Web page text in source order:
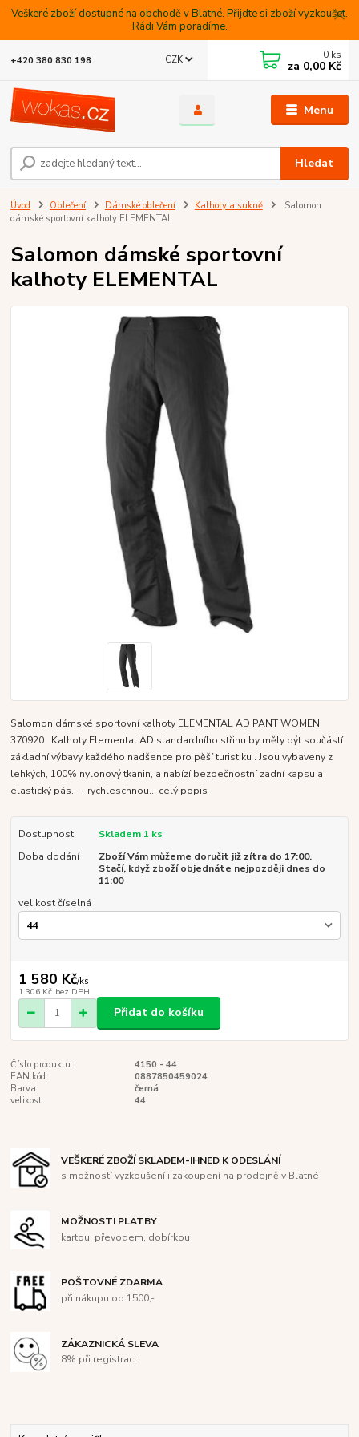
Veškeré zboží dostupné na obchodě v Blatné. Přijdte si zboží vyzkoušet.
Rádi Vám poradíme.
Menu
CZK
Hledat
+420 380 830 198 0 ks
za 0,00 Kč
Úvod Oblečení Dámské oblečení Kalhoty a sukně
Salomon
dámské sportovní kalhoty ELEMENTAL
Salomon dámské sportovní
kalhoty ELEMENTAL
Salomon dámské sportovní kalhoty ELEMENTAL AD PANT WOMEN
370920 Kalhoty Elemental AD standardního střihu by měly být součástí
základní výbavy každého nadšence pro pěší turistiku . Jsou vybaveny z
lehkých, 100% nylonový tkanin, a nabízí bezpečnostní zadní kapsu a
elastický pás. - rychleschnou... celý popis
Dostupnost
Skladem 1 ks
Doba dodání
Zboží Vám můžeme doručit již zítra do 17:00.
Stačí, když zboží objednáte nejpozději dnes do
11:00
velikost číselná
1 580 Kč/ks
1 306 Kč bez DPH
Přidat do košíku
Číslo produktu:
4150 - 44
EAN kód:
0887850459024
Barva:
černá
velikost:
44
VEŠKERÉ ZBOŽÍ SKLADEM-IHNED K ODESLÁNÍ
s možností vyzkoušení i zakoupení na prodejně v Blatné
MOŽNOSTI PLATBY
kartou, převodem, dobírkou
POŠTOVNÉ ZDARMA
při nákupu od 1500,-
ZÁKAZNICKÁ SLEVA
8% při registraci